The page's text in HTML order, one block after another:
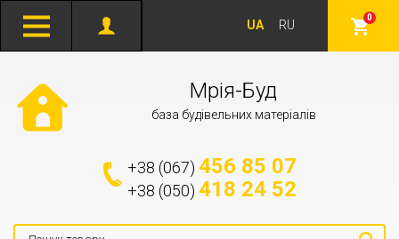
0
UA RU
Мрія-Буд
база будівельних матеріалів
+38 (067) 456 85 07
+38 (050) 418 24 52